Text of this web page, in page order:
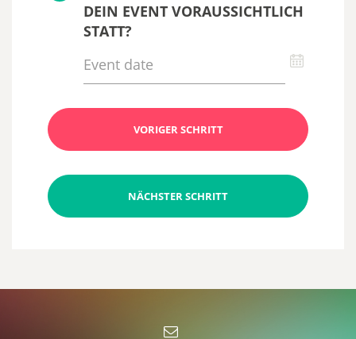
DEIN EVENT VORAUSSICHTLICH
STATT?
VORIGER SCHRITT
NÄCHSTER SCHRITT